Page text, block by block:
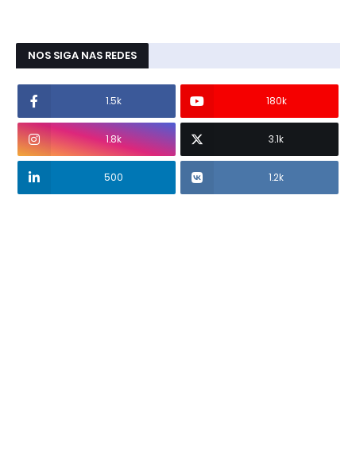
NOS SIGA NAS REDES
1.5k 180k
1.8k 3.1k
500 1.2k